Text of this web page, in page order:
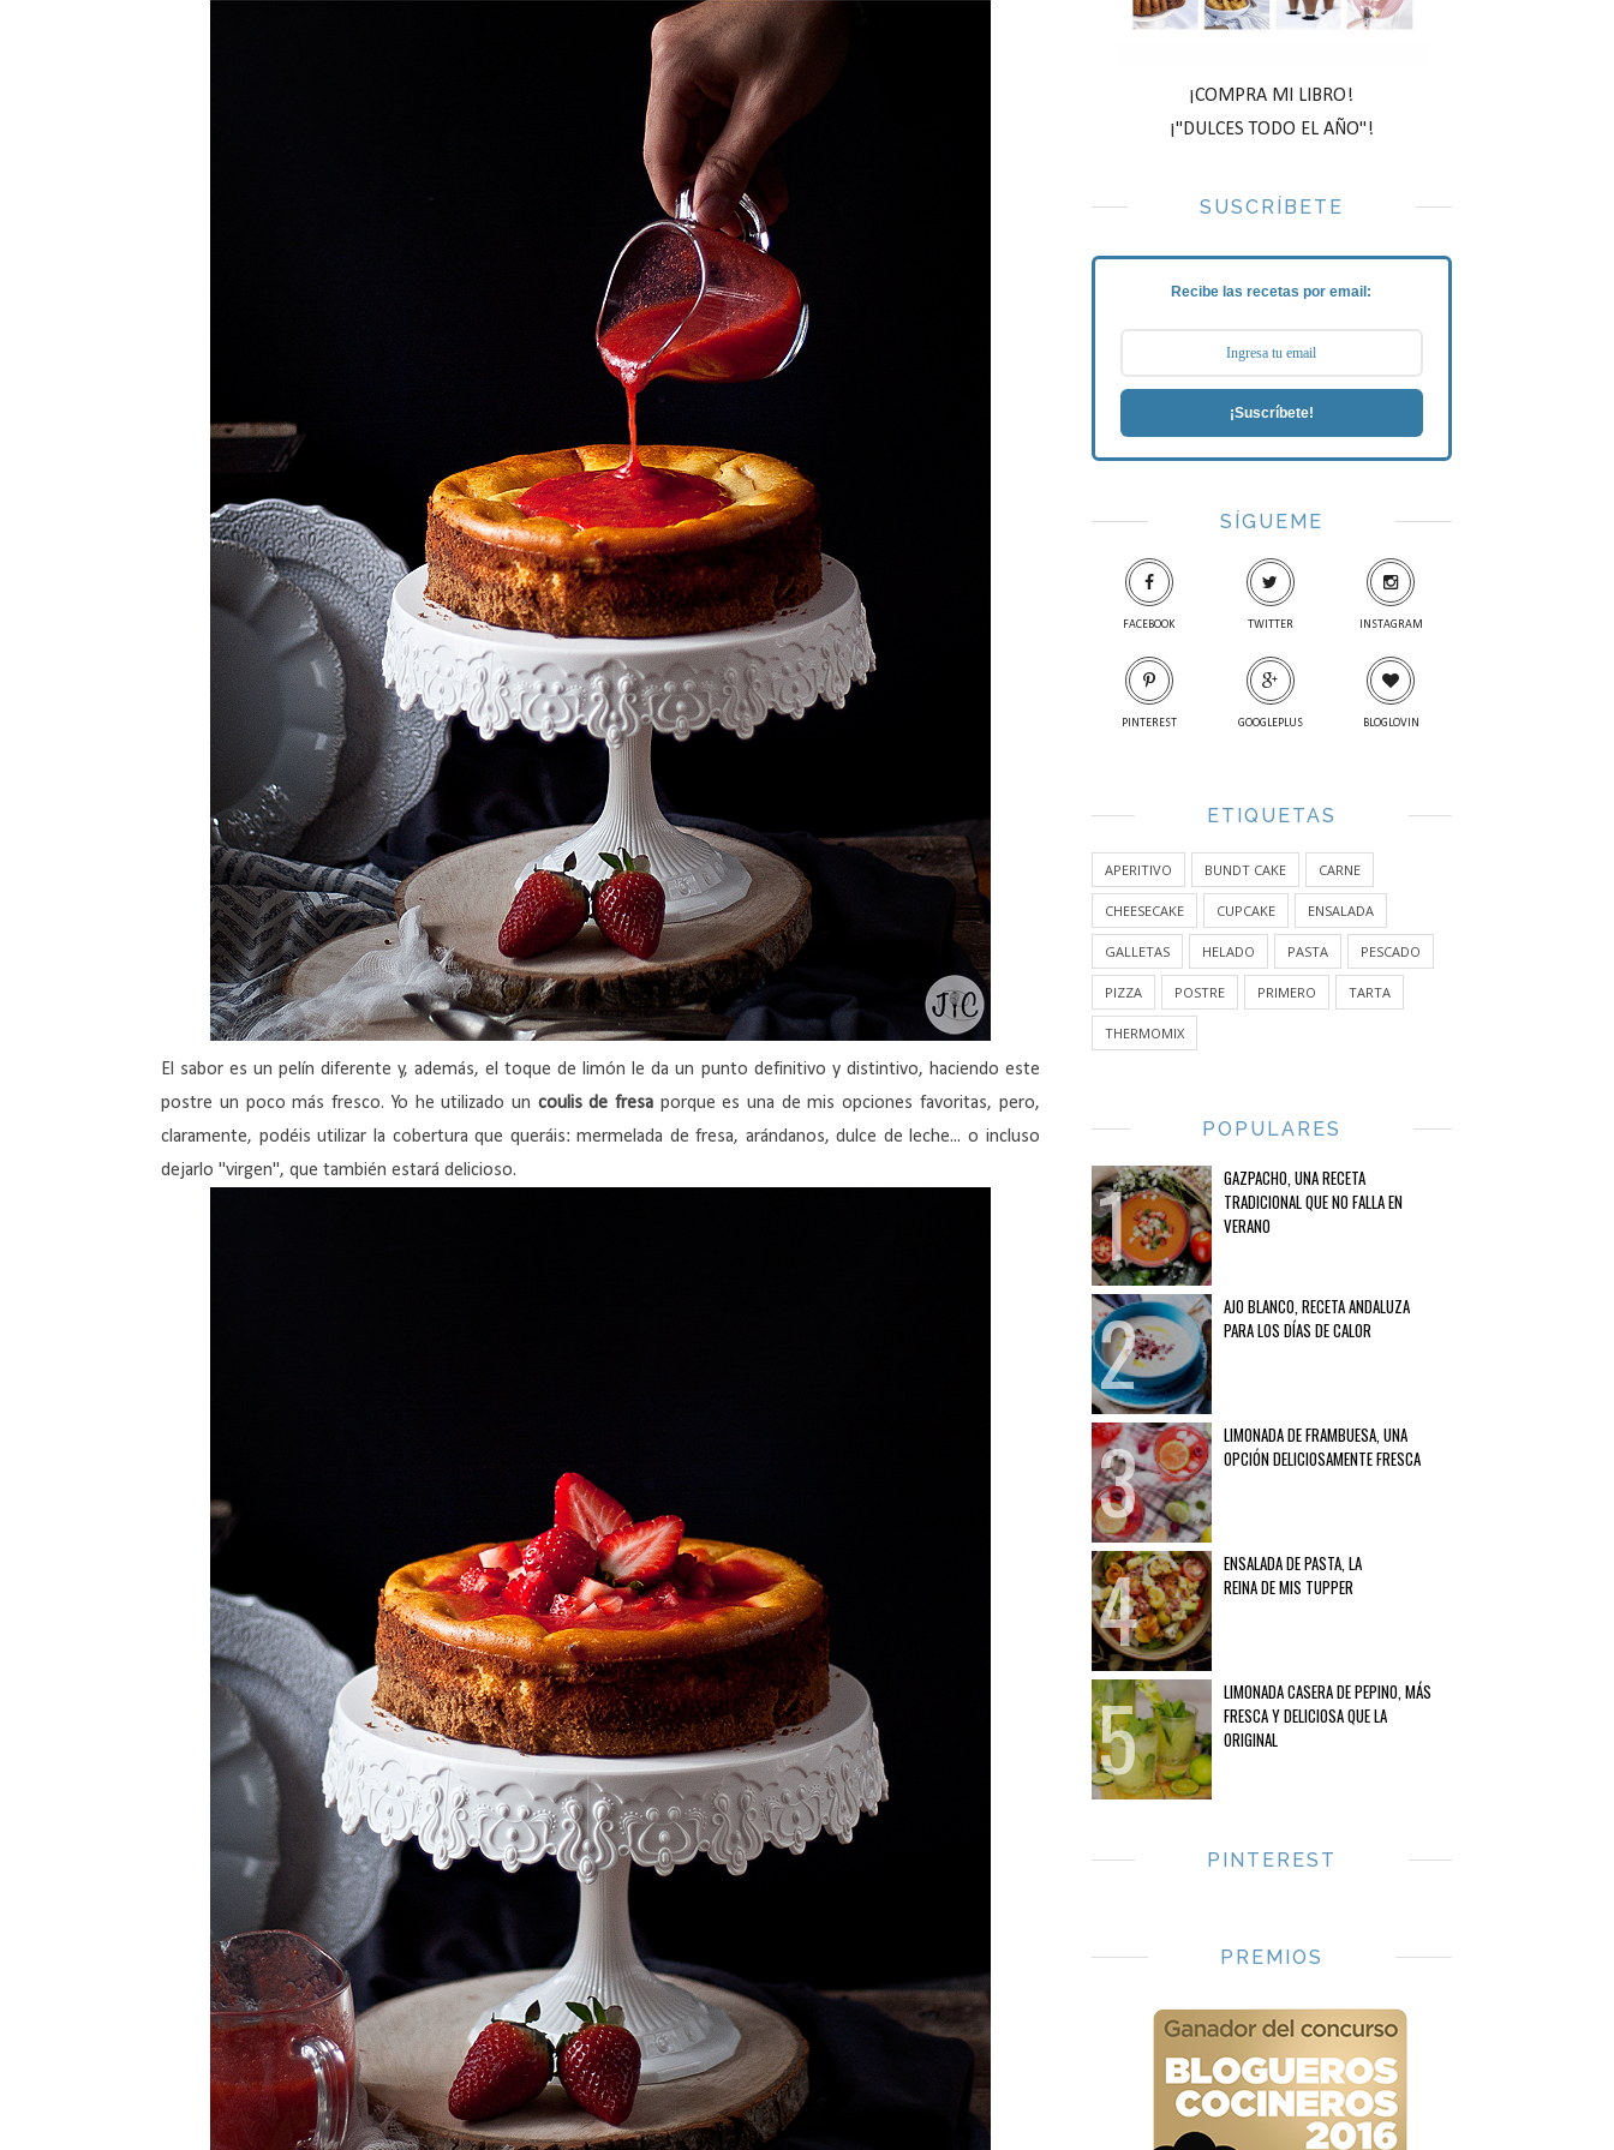
El sabor es un pelín diferente y, además, el toque de limón le da un punto definitivo y distintivo, haciendo este
postre un poco más fresco. Yo he utilizado un coulis de fresa porque es una de mis opciones favoritas, pero,
claramente, podéis utilizar la cobertura que queráis: mermelada de fresa, arándanos, dulce de leche... o incluso
dejarlo "virgen", que también estará delicioso.
¡COMPRA MI LIBRO!
¡"DULCES TODO EL AÑO"!
SUSCRÍBETE
Recibe las recetas por email:
¡Suscríbete!
SÍGUEME
FACEBOOK TWITTER INSTAGRAM
PINTEREST GOOGLEPLUS BLOGLOVIN
ETIQUETAS
APERITIVO BUNDT CAKE CARNE
CHEESECAKE CUPCAKE ENSALADA
GALLETAS HELADO PASTA PESCADO
PIZZA POSTRE PRIMERO TARTA
THERMOMIX
POPULARES
GAZPACHO, UNA RECETA
TRADICIONAL QUE NO FALLA EN
VERANO
AJO BLANCO, RECETA ANDALUZA
PARA LOS DÍAS DE CALOR
LIMONADA DE FRAMBUESA, UNA
OPCIÓN DELICIOSAMENTE FRESCA
ENSALADA DE PASTA, LA
REINA DE MIS TUPPER
LIMONADA CASERA DE PEPINO, MÁS
FRESCA Y DELICIOSA QUE LA
ORIGINAL
PINTEREST
PREMIOS